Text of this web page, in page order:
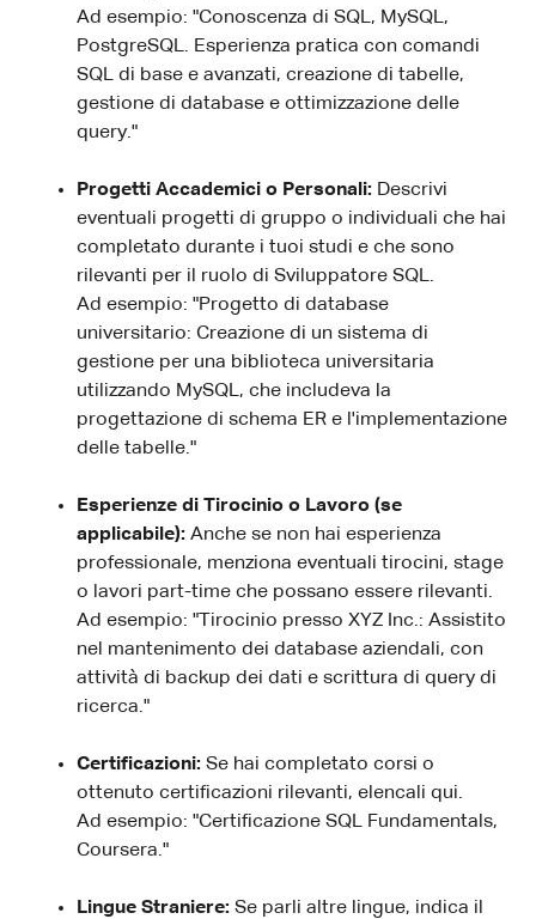
Ad esempio: "Conoscenza di SQL, MySQL,
PostgreSQL. Esperienza pratica con comandi
SQL di base e avanzati, creazione di tabelle,
gestione di database e ottimizzazione delle
query."
Progetti Accademici o Personali: Descrivi
eventuali progetti di gruppo o individuali che hai
completato durante i tuoi studi e che sono
rilevanti per il ruolo di Sviluppatore SQL.
Ad esempio: "Progetto di database
universitario: Creazione di un sistema di
gestione per una biblioteca universitaria
utilizzando MySQL, che includeva la
progettazione di schema ER e l'implementazione
delle tabelle."
Esperienze di Tirocinio o Lavoro (se
applicabile): Anche se non hai esperienza
professionale, menziona eventuali tirocini, stage
o lavori part-time che possano essere rilevanti.
Ad esempio: "Tirocinio presso XYZ Inc.: Assistito
nel mantenimento dei database aziendali, con
attività di backup dei dati e scrittura di query di
ricerca."
Certificazioni: Se hai completato corsi o
ottenuto certificazioni rilevanti, elencali qui.
Ad esempio: "Certificazione SQL Fundamentals,
Coursera."
Lingue Straniere: Se parli altre lingue, indica il